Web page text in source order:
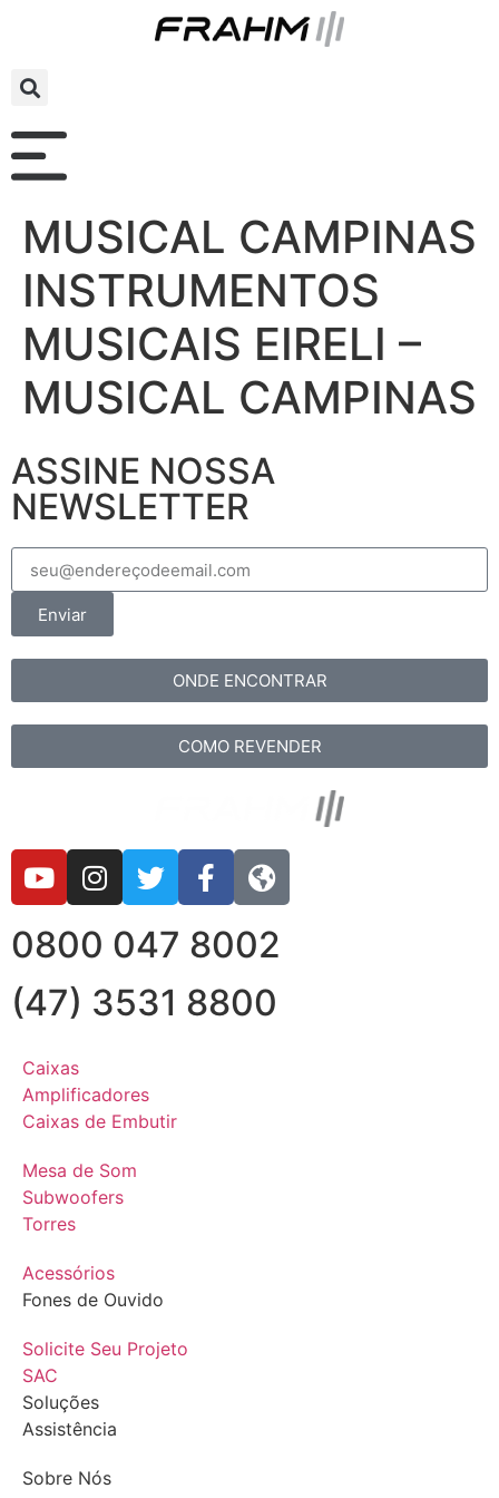
MUSICAL CAMPINAS
INSTRUMENTOS
MUSICAIS EIRELI –
MUSICAL CAMPINAS
ASSINE NOSSA
NEWSLETTER
Enviar
ONDE ENCONTRAR
COMO REVENDER
0800 047 8002
(47) 3531 8800
Caixas
Amplificadores
Caixas de Embutir
Mesa de Som
Subwoofers
Torres
Acessórios
Fones de Ouvido
Solicite Seu Projeto
SAC
Soluções
Assistência
Sobre Nós